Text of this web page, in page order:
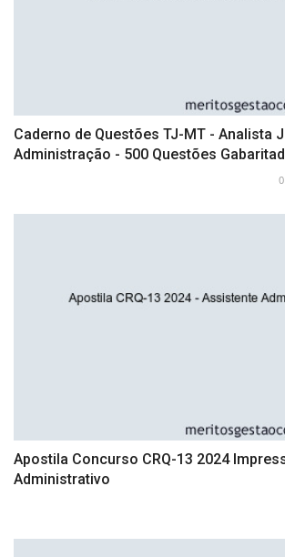
Caderno de Questões TJ-MT - Analista
Administração - 500 Questões
Apostila Concurso CRQ-13 2024
Administrativo